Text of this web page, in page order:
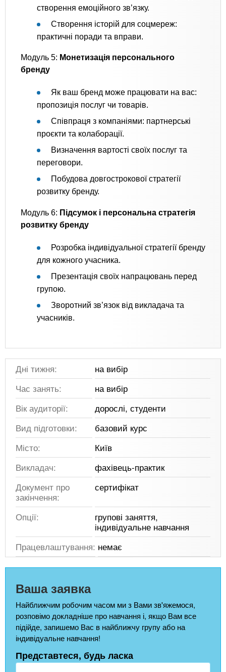
створення емоційного зв’язку.
Створення історій для соцмереж:
практичні поради та вправи.
Модуль 5: Монетизація персонального
бренду
Як ваш бренд може працювати на вас:
пропозиція послуг чи товарів.
Співпраця з компаніями: партнерські
проєкти та колаборації.
Визначення вартості своїх послуг та
переговори.
Побудова довгострокової стратегії
розвитку бренду.
Модуль 6: Підсумок і персональна стратегія
розвитку бренду
Розробка індивідуальної стратегії бренду
для кожного учасника.
Презентація своїх напрацювань перед
групою.
Зворотний зв’язок від викладача та
учасників.
Дні тижня:
на вибір
Час занять:
на вибір
Вік аудиторії:
дорослі, студенти
Вид підготовки:
базовий курс
Місто:
Київ
Викладач:
фахівець-практик
Документ про
закінчення:
сертифікат
Опції:
групові заняття,
індивідуальне навчання
Працевлаштування: немає
Ваша заявка
Найближчим робочим часом ми з Вами зв'яжемося,
розповімо докладніше про навчання і, якщо Вам все
підійде, запишемо Вас в найближчу групу або на
індивідуальне навчання!
Представтеся, будь ласка